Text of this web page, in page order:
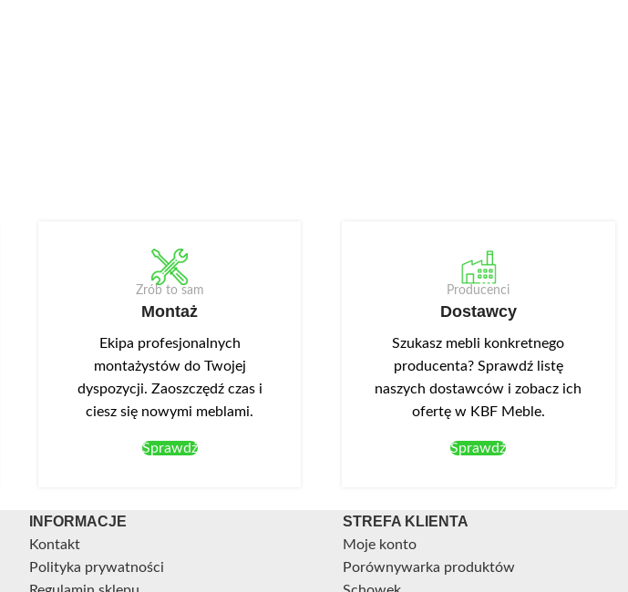
Zrób to sam
Montaż
Ekipa profesjonalnych
montażystów do Twojej
dyspozycji. Zaoszczędź czas i
ciesz się nowymi meblami.
Sprawdź
Producenci
Dostawcy
Szukasz mebli konkretnego
producenta? Sprawdź listę
naszych dostawców i zobacz ich
ofertę w KBF Meble.
Sprawdź
INFORMACJE
Kontakt
Polityka prywatności
STREFA KLIENTA
Moje konto
Porównywarka produktów